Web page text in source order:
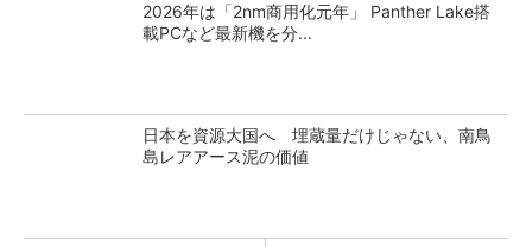
2026年は「2nm商用化元年」 Panther Lake搭
載PCなど最新機を分...
日本を資源大国へ 埋蔵量だけじゃない、南鳥
島レアアース泥の価値